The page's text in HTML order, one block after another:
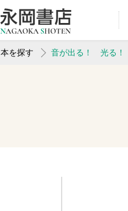
本を探す 音が出る！ 光る